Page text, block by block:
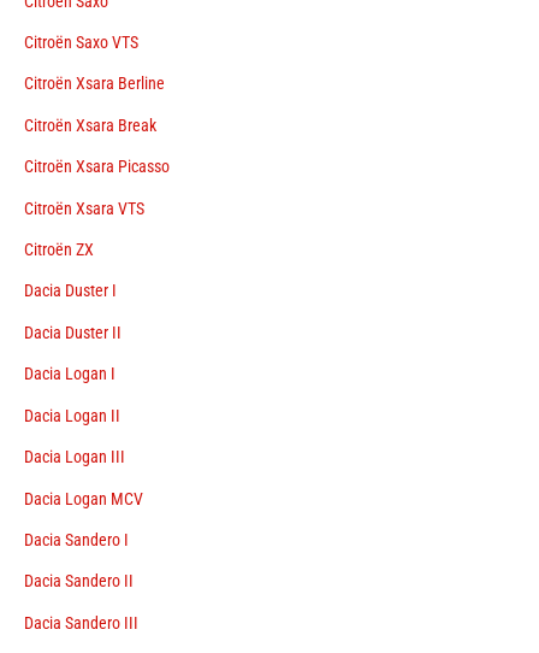
Citroën Saxo VTS
Citroën Xsara Berline
Citroën Xsara Break
Citroën Xsara Picasso
Citroën Xsara VTS
Citroën ZX
Dacia Duster I
Dacia Duster II
Dacia Logan I
Dacia Logan II
Dacia Logan III
Dacia Logan MCV
Dacia Sandero I
Dacia Sandero II
Dacia Sandero III